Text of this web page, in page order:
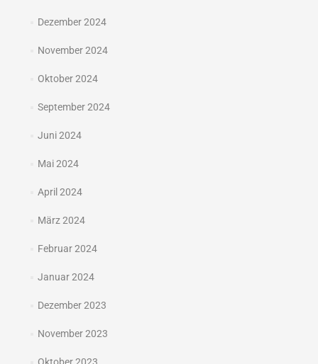
Dezember 2024
November 2024
Oktober 2024
September 2024
Juni 2024
Mai 2024
April 2024
März 2024
Februar 2024
Januar 2024
Dezember 2023
November 2023